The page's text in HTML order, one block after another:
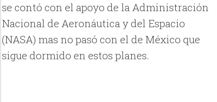
se contó con el apoyo de la Administración
Nacional de Aeronáutica y del Espacio
(NASA) mas no pasó con el de México que
sigue dormido en estos planes.